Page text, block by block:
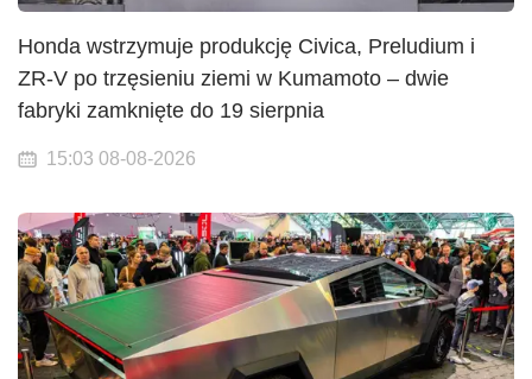
Honda wstrzymuje produkcję Civica, Preludium i
ZR-V po trzęsieniu ziemi w Kumamoto – dwie
fabryki zamknięte do 19 sierpnia
15:03 08-08-2026